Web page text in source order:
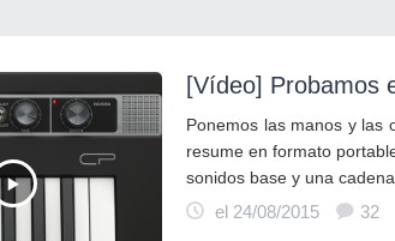
[Vídeo] Probamos
Ponemos las manos y las
resume en formato
sonidos base y una
el 24/08/2015
32